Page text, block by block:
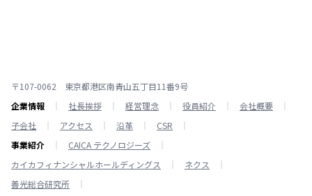
〒107-0062 東京都港区南青山五丁目11番9号
企業情報
社長挨拶 経営理念 役員紹介
会社概要
子会社
アクセス 沿革
CSR
事業紹介
CAICA テクノロジーズ
カイカフィナンシャルホールディングス
ネクス
善光総合研究所